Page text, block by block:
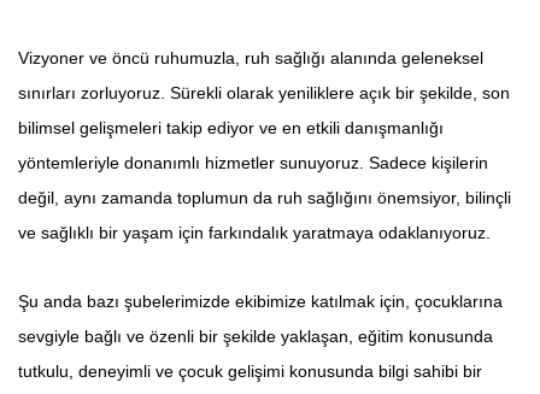
Vizyoner ve öncü ruhumuzla, ruh sağlığı alanında geleneksel
sınırları zorluyoruz. Sürekli olarak yeniliklere açık bir şekilde, son
bilimsel gelişmeleri takip ediyor ve en etkili danışmanlığı
yöntemleriyle donanımlı hizmetler sunuyoruz. Sadece kişilerin
değil, aynı zamanda toplumun da ruh sağlığını önemsiyor, bilinçli
ve sağlıklı bir yaşam için farkındalık yaratmaya odaklanıyoruz.
Şu anda bazı şubelerimizde ekibimize katılmak için, çocuklarına
sevgiyle bağlı ve özenli bir şekilde yaklaşan, eğitim konusunda
tutkulu, deneyimli ve çocuk gelişimi konusunda bilgi sahibi bir